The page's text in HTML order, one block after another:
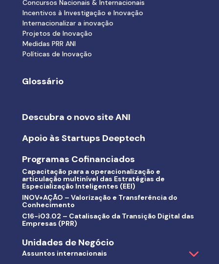
Concursos Nacionais & Internacionais
Incentivos à Investigação e Inovação
Internacionalizar a inovação
Projetos de Inovação
Medidas PRR ANI
Políticas de Inovação
Glossário
Descubra o novo site ANI
Apoio às Startups Deeptech
Programas Cofinanciados
Capacitação para a operacionalização e
articulação multinível das Estratégias de
Especialização Inteligentes (EEI)
INOV+AÇÃO – Valorização e Transferência do
Conhecimento
C16-i03.02 – Catalisação da Transição Digital das
Empresas (PRR)
Unidades de Negócio
Assuntos internacionais